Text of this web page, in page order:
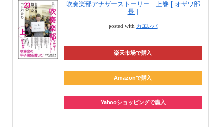
吹奏楽部アナザーストーリー 上巻 [ オザワ部
長 ]
posted with カエレバ
楽天市場で購入
Amazonで購入
Yahooショッピングで購入